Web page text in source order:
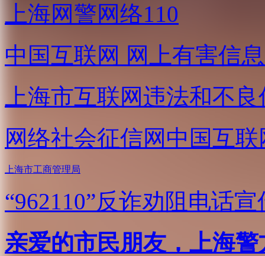
上海网警网络110
中国互联网 网上有害信
上海市互联网违法和不
网络社会征信网 中国互
上海市工商管理局
“962110”反诈劝阻电话宣
亲爱的市民朋友，上海